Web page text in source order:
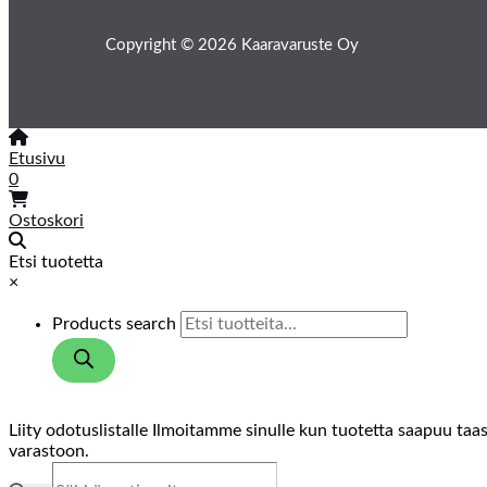
Copyright © 2026 Kaaravaruste Oy
Etusivu
0
Ostoskori
Etsi tuotetta
×
Products search
Liity odotuslistalle
Ilmoitamme sinulle kun tuotetta saapuu taas
varastoon.